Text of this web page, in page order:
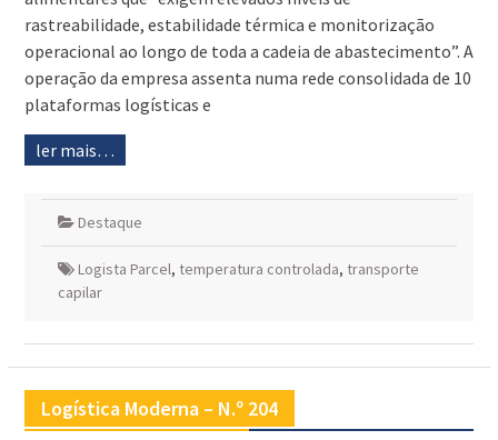
rastreabilidade, estabilidade térmica e monitorização
operacional ao longo de toda a cadeia de abastecimento”. A
operação da empresa assenta numa rede consolidada de 10
plataformas logísticas e
ler mais…
Destaque
Logista Parcel, temperatura controlada, transporte
capilar
Logística Moderna – N.º 204